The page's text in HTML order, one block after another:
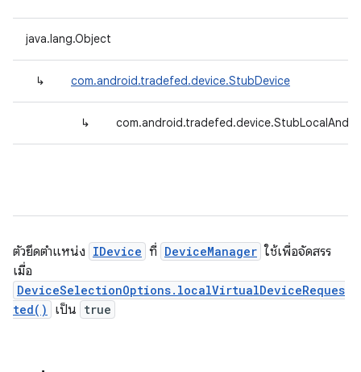
java.lang.Object
↳ com.android.tradefed.device.StubDevice
↳
ตัวยึดตําแหน่ง IDevice ที่ DeviceManager ใช้เพื่อจัดสรร
เมื่อ
DeviceSelectionOptions.localVirtualDeviceReques
ted()
เป็น true